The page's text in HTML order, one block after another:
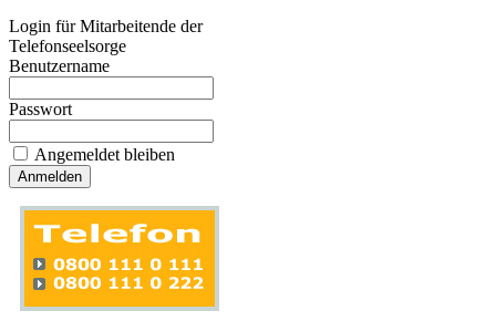
Login für Mitarbeitende der
Telefonseelsorge
Benutzername
Passwort
Angemeldet bleiben